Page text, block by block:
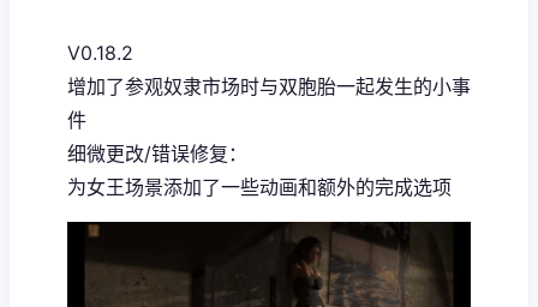
V0.18.2
增加了参观奴隶市场时与双胞胎一起发生的小事
件
细微更改/错误修复：
为女王场景添加了一些动画和额外的完成选项